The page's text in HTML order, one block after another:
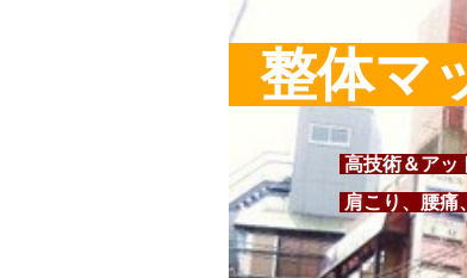
整体マ
高技術＆アッ
肩こり、腰痛